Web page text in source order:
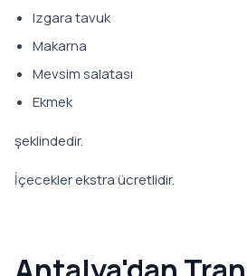
Izgara tavuk
Makarna
Mevsim salatası
Ekmek
şeklindedir.
İçecekler ekstra ücretlidir.